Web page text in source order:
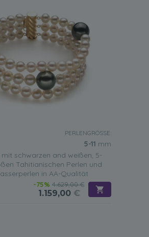
PERLENGRÖSSE:
5-11 mm
schwarzen and weißen, 5-
Tahitianischen Perlen und
in AA-Qualität
-75% 4.629,00 €
1.159,00 €